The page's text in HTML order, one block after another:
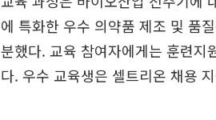
에 특화한 우수 의약품 제조 및 품
분했다. 교육 참여자에게는 훈련지
다. 우수 교육생은 셀트리온 채용